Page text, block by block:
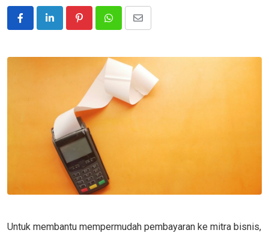
PinterestWhatsappShare
Email
Untuk membantu mempermudah pembayaran ke mitra bisnis,